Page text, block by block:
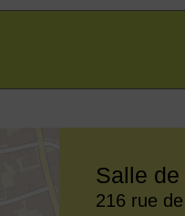
Salle
Adresse :
216 rue